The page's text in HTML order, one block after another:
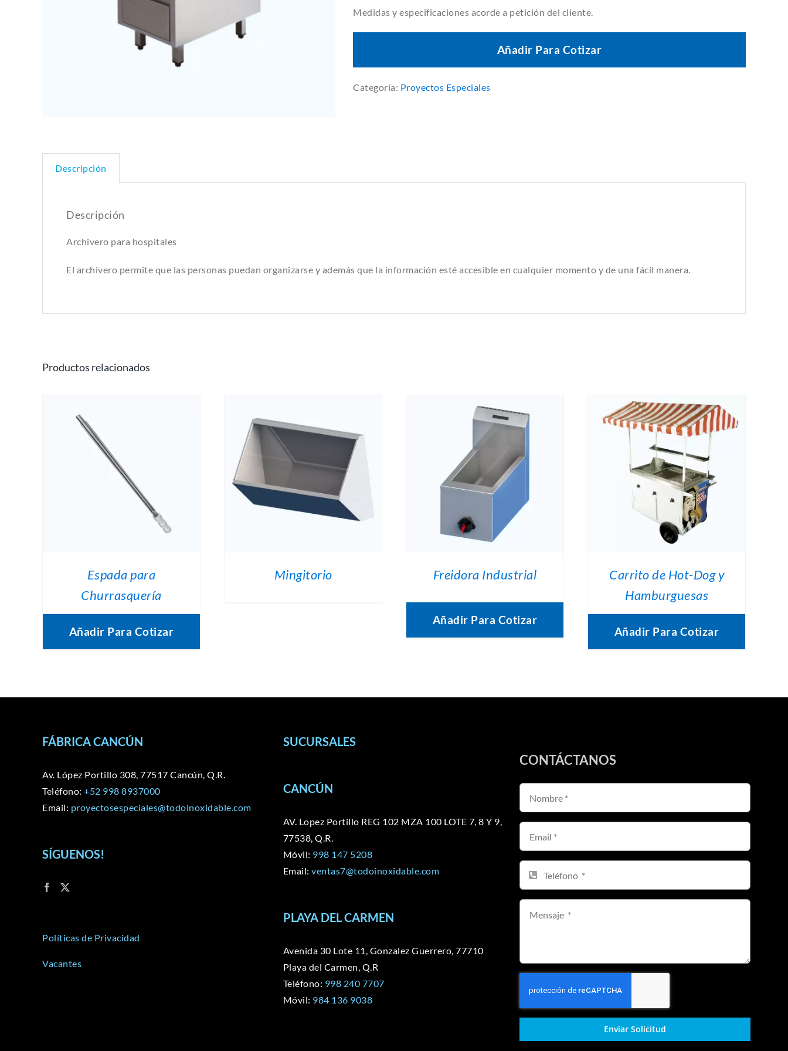
Medidas y especificaciones acorde a petición del cliente.
Añadir Para Cotizar
Categoría: Proyectos Especiales
Descripción
Descripción
Archivero para hospitales
El archivero permite que las personas puedan organizarse y además que la información esté accesible en cualquier momento y de una fácil manera.
Productos relacionados
Espada para
Churrasquería
Añadir Para Cotizar
SELECCIONAR OPCIONES
PRODUCTO
DE
QUICK VIEW
Mingitorio
QUICK VIEW
Freidora Industrial
Añadir Para Cotizar
QUICK VIEW
Carrito de Hot-Dog y
Hamburguesas
Añadir Para Cotizar
FÁBRICA CANCÚN
Av. López Portillo 308, 77517 Cancún, Q.R.
Teléfono: +52 998 8937000
Email: proyectosespeciales@todoinoxidable.com
SÍGUENOS!
Políticas de Privacidad
Vacantes
SUCURSALES
CANCÚN
AV. Lopez Portillo REG 102 MZA 100 LOTE 7, 8 Y 9,
77538, Q.R.
Móvil: 998 147 5208
Email:ventas7@todoinoxidable.com
PLAYA DEL CARMEN
Avenida 30 Lote 11, Gonzalez Guerrero, 77710
Playa del Carmen, Q.R
Teléfono: 998 240 7707
Móvil: 984 136 9038
CONTÁCTANOS
Enviar Solicitud